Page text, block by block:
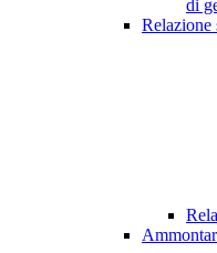
di
Relazione